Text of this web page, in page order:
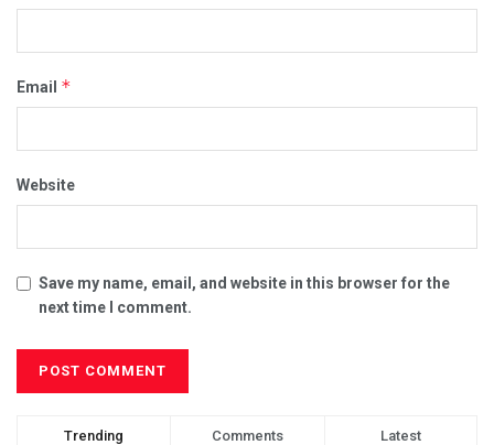
Email *
Website
Save my name, email, and website in this browser for the
next time I comment.
Trending Comments Latest